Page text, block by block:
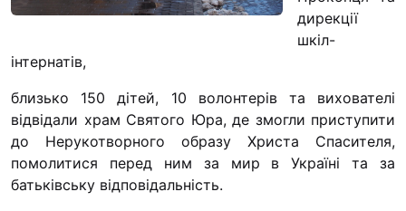
“#Усинови_ТИ”
Законодавство
Освіта
Контакти
(096) 749 79 80
дирекції
шкіл-
інтернатів,
близько 150 дітей, 10 волонтерів та вихователі
відвідали храм Святого Юра, де змогли приступити
до Нерукотворного образу Христа Спасителя,
помолитися перед ним за мир в Україні та за
батьківську відповідальність.